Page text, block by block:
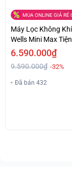
MUA ONLINE GIÁ RẺ
Máy Lọc Không
Wells Mini Max
Hấp Dẫn
6.590.000₫
9.590.000₫ -32%
Đã bán 432